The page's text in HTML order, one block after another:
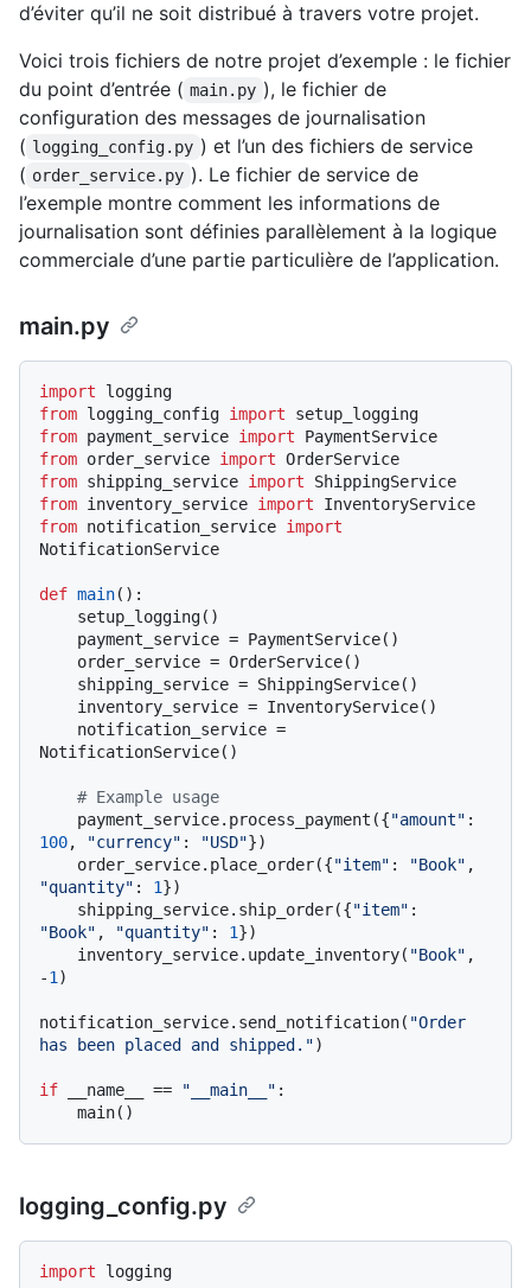
d’éviter qu’il ne soit distribué à travers votre projet.
Voici trois fichiers de notre projet d’exemple : le fichier
du point d’entrée ( main.py ), le fichier de
configuration des messages de journalisation
( logging_config.py ) et l’un des fichiers de service
( order_service.py ). Le fichier de service de
l’exemple montre comment les informations de
journalisation sont définies parallèlement à la logique
commerciale d’une partie particulière de l’application.
main.py
import
from logging_config import
from payment_service import
from order_service import
from shipping_service import
from inventory_service import
from notification_service import
NotificationService
def main():
NotificationService()
# Example usage
    payment_service.process_payment({
"amount"
100, "currency" : "USD"})
    order_service.place_order({
"item" : "Book"
"quantity" : 1})
    shipping_service.ship_order({
"item"
"Book" , "quantity" : 1})
    inventory_service.update_inventory(
"Book" ,
-1 )
notification_service.send_notification( "Order
has been placed and shipped.")
if __name__ == "__main__" :
logging_config.py
import logging